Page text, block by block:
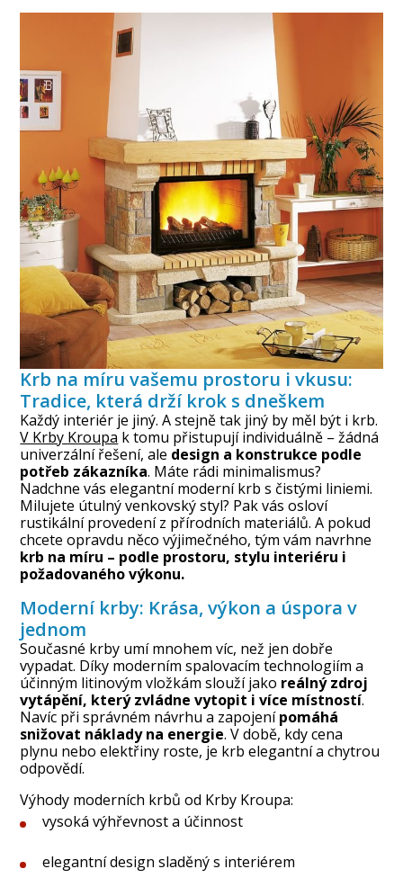
Krb na míru vašemu prostoru i vkusu:
Tradice, která drží krok s dneškem
Každý interiér je jiný. A stejně tak jiný by měl být i krb.
V Krby Kroupa k tomu přistupují individuálně – žádná
univerzální řešení, ale design a konstrukce podle
potřeb zákazníka. Máte rádi minimalismus?
Nadchne vás elegantní moderní krb s čistými liniemi.
Milujete útulný venkovský styl? Pak vás osloví
rustikální provedení z přírodních materiálů. A pokud
chcete opravdu něco výjimečného, tým vám navrhne
krb na míru – podle prostoru, stylu interiéru i
požadovaného výkonu.
Moderní krby: Krása, výkon a úspora v
jednom
Současné krby umí mnohem víc, než jen dobře
vypadat. Díky moderním spalovacím technologiím a
účinným litinovým vložkám slouží jako reálný zdroj
vytápění, který zvládne vytopit i více místností.
Navíc při správném návrhu a zapojenípomáhá
snižovat náklady na energie. V době, kdy cena
plynu nebo elektřiny roste, je krb elegantní a chytrou
odpovědí.
Výhody moderních krbů od Krby Kroupa:
vysoká výhřevnost a účinnost
elegantní design sladěný s interiérem